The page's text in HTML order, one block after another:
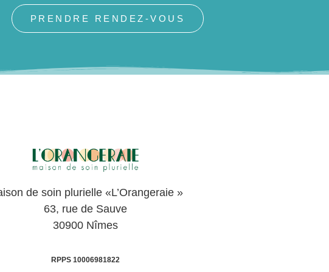
PRENDRE RENDEZ-VOUS
de soin plurielle «L’Orangeraie »
63, rue de Sauve
30900 Nîmes
RPPS 10006981822